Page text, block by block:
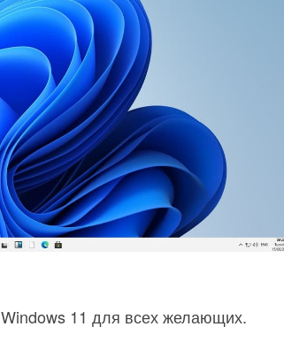
Windows 11 для всех желающих.